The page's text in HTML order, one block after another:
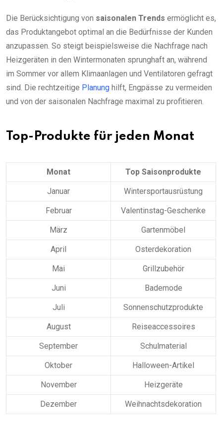
Die Berücksichtigung von saisonalen Trends ermöglicht es,
das Produktangebot optimal an die Bedürfnisse der Kunden
anzupassen. So steigt beispielsweise die Nachfrage nach
Heizgeräten in den Wintermonaten sprunghaft an, während
im Sommer vor allem Klimaanlagen und Ventilatoren gefragt
sind. Die rechtzeitige Planung hilft, Engpässe zu vermeiden
und von der saisonalen Nachfrage maximal zu profitieren.
Top-Produkte für jeden Monat
Monat Top Saisonprodukte
Januar Wintersportausrüstung
Februar Valentinstag-Geschenke
März Gartenmöbel
April Osterdekoration
Mai Grillzubehör
Juni Bademode
Juli Sonnenschutzprodukte
August Reiseaccessoires
September Schulmaterial
Oktober Halloween-Artikel
November Heizgeräte
Dezember Weihnachtsdekoration